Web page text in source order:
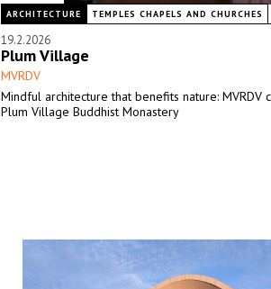
ARCHITECTURE TEMPLES CHAPELS AND CHURCHES
19.2.2026
Plum Village
MVRDV
Mindful architecture that benefits nature: MVRDV
Plum Village Buddhist Monastery